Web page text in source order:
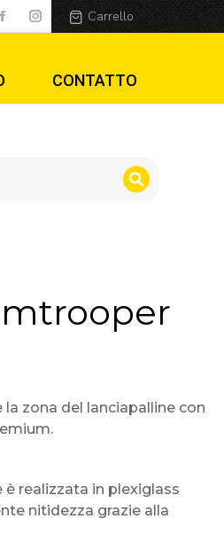
Carrello
CONTATTO
zona del lanciapalline con
realizzata in plexiglass
nitidezza grazie alla